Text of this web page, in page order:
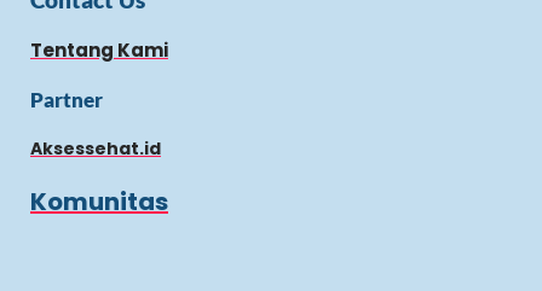
Tentang Kami
Partner
Aksessehat.id
Komunitas